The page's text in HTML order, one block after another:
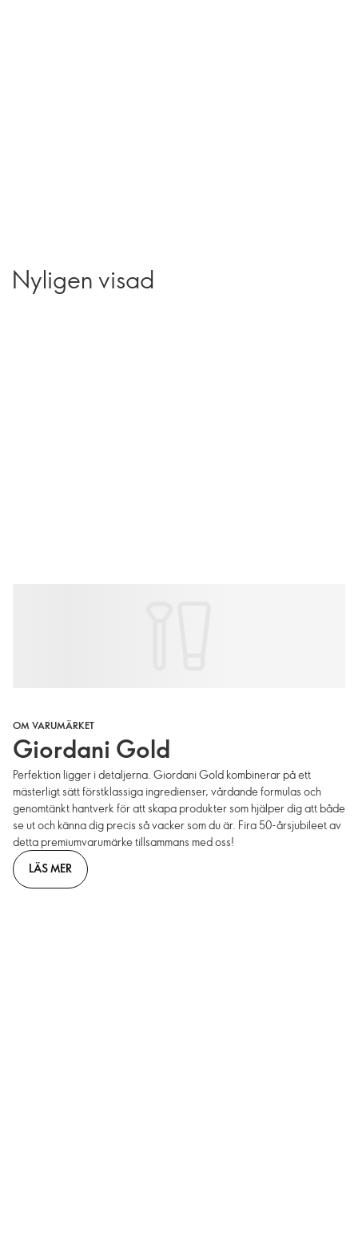
Nyligen visad
OM VARUMÄRKET
Giordani Gold
Perfektion ligger i detaljerna. Giordani Gold kombinerar på ett
mästerligt sätt förstklassiga ingredienser, vårdande formulas och
genomtänkt hantverk för att skapa produkter som hjälper dig att både
se ut och känna dig precis så vacker som du är. Fira 50-årsjubileet av
detta premiumvarumärke tillsammans med oss!
LÄS MER